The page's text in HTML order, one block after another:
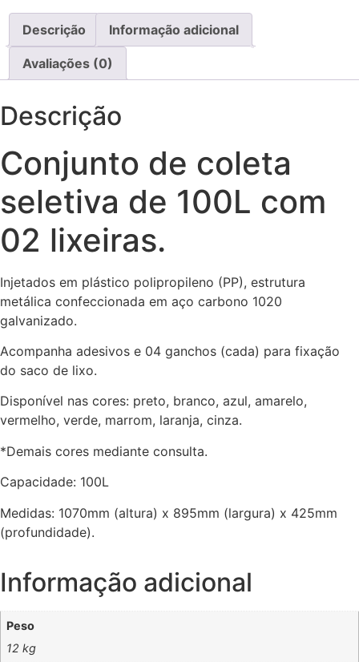
Descrição Informação adicional
Avaliações (0)
Descrição
Conjunto de coleta
seletiva de 100L com
02 lixeiras.
Injetados em plástico polipropileno (PP), estrutura
metálica confeccionada em aço carbono 1020
galvanizado.
Acompanha adesivos e 04 ganchos (cada) para fixação
do saco de lixo.
Disponível nas cores: preto, branco, azul, amarelo,
vermelho, verde, marrom, laranja, cinza.
*Demais cores mediante consulta.
Capacidade: 100L
Medidas: 1070mm (altura) x 895mm (largura) x 425mm
(profundidade).
Informação adicional
Peso
12 kg